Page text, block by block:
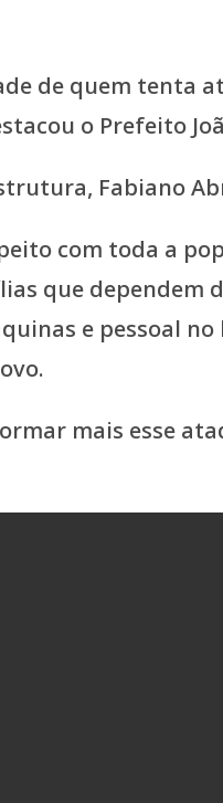
de quem tenta
o Prefeito
Fabiano
com toda a
que dependem
e pessoal
mais esse